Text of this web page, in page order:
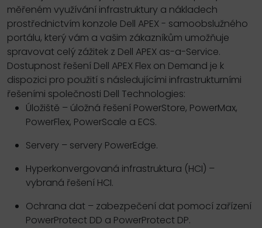
měřeném využívání infrastruktury a nákladech
prostřednictvím konzole Dell APEX - samoobslužného
portálu, který vám a vašim zákazníkům umožňuje
spravovat celý zážitek z Dell APEX as-a-Service.
Dostupnost řešení Dell APEX Flex on Demand je k
dispozici pro použití s následujícími infrastrukturními
řešeními společnosti Dell Technologies:
Úložiště – úložná řešení PowerStore, PowerMax,
PowerFlex, PowerScale a ECS.
Servery – servery PowerEdge.
Hyperkonvergovaná infrastruktura (HCI) –
vybraná řešení HCI.
Ochrana dat – zabezpečení dat pomocí zařízení
PowerProtect DD a PowerProtect DP.